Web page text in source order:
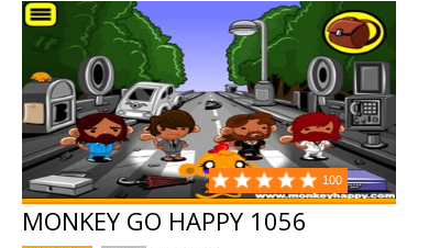
100
MONKEY GO HAPPY 1056